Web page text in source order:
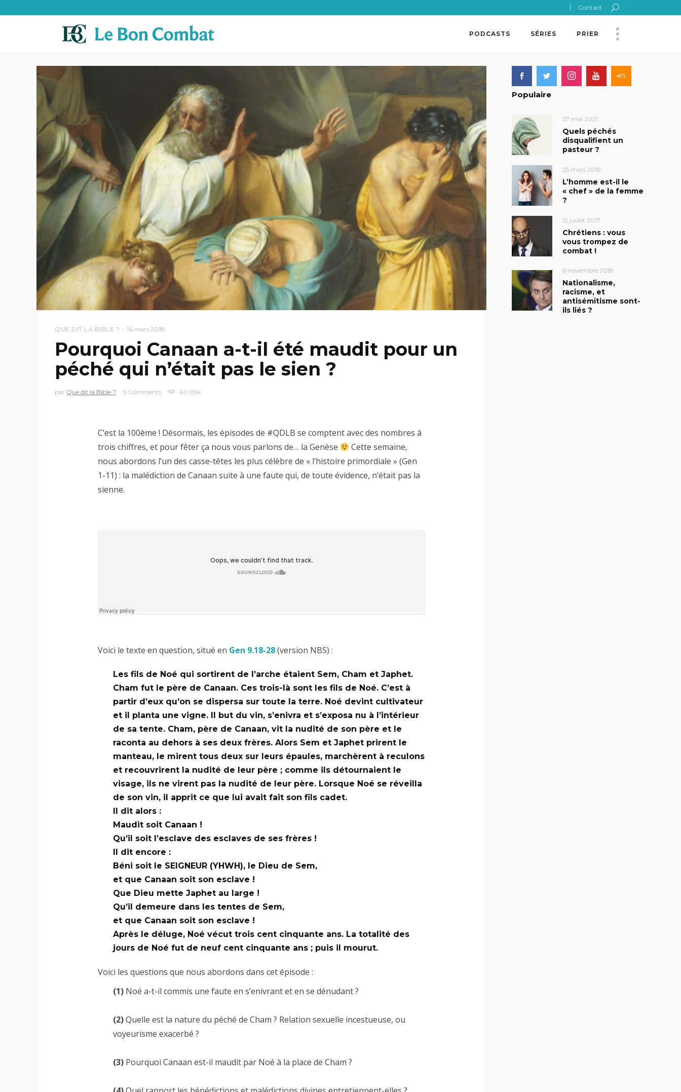
Contact
PODCASTS SÉRIES PRIER
QUE DIT LA BIBLE ? 16 mars 2018
Pourquoi Canaan a-t-il été maudit pour un
péché qui n’était pas le sien ?
par Que dit la Bible ? 5 Comments 40.09k
C’est la 100ème ! Désormais, les épisodes de #QDLB se comptent avec des nombres à
trois chiffres, et pour fêter ça nous vous parlons de… la Genèse
Cette semaine,
nous abordons l’un des casse-têtes les plus célèbre de « l’histoire primordiale » (Gen
1-11) : la malédiction de Canaan suite à une faute qui, de toute évidence, n’était pas la
sienne.
Voici le texte en question, situé en Gen 9.18-28(version NBS) :
Les fils de Noé qui sortirent de l’arche étaient Sem, Cham et Japhet.
Cham fut le père de Canaan. Ces trois-là sont les fils de Noé. C’est à
partir d’eux qu’on se dispersa sur toute la terre. Noé devint cultivateur
et il planta une vigne. Il but du vin, s’enivra et s’exposa nu à l’intérieur
de sa tente. Cham, père de Canaan, vit la nudité de son père et le
raconta au dehors à ses deux frères. Alors Sem et Japhet prirent le
manteau, le mirent tous deux sur leurs épaules, marchèrent à reculons
et recouvrirent la nudité de leur père ; comme ils détournaient le
visage, ils ne virent pas la nudité de leur père. Lorsque Noé se réveilla
de son vin, il apprit ce que lui avait fait son fils cadet.
Il dit alors :
Maudit soit Canaan !
Qu’il soit l’esclave des esclaves de ses frères !
Il dit encore :
Béni soit le SEIGNEUR (YHWH), le Dieu de Sem,
et que Canaan soit son esclave !
Que Dieu mette Japhet au large !
Qu’il demeure dans les tentes de Sem,
et que Canaan soit son esclave !
Après le déluge, Noé vécut trois cent cinquante ans. La totalité des
jours de Noé fut de neuf cent cinquante ans ; puis il mourut.
Voici les questions que nous abordons dans cet épisode :
(1) Noé a-t-il commis une faute en s’enivrant et en se dénudant ?
(2)Quelle est la nature du péché de Cham ? Relation sexuelle incestueuse, ou
voyeurisme exacerbé ?
(3) Pourquoi Canaan est-il maudit par Noé à la place de Cham ?
Populaire
27 mai 2021
Quels péchés
disqualifient un
pasteur ?
25 mars 2019
L’homme est-il le
« chef » de la femme
?
12 juillet 2017
Chrétiens : vous
vous trompez de
combat !
6 novembre 2018
Nationalisme,
racisme, et
antisémitisme sont-
ils liés ?